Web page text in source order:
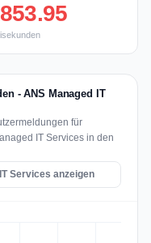
- ANS Managed IT
für
IT Services in den
Services anzeigen